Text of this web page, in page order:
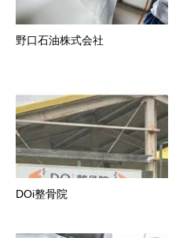
野口石油株式会社
DOi整骨院